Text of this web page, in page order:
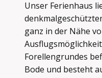
Unser Ferienhaus
ganz in der Nähe
Forellengrundes
Bode und besteht